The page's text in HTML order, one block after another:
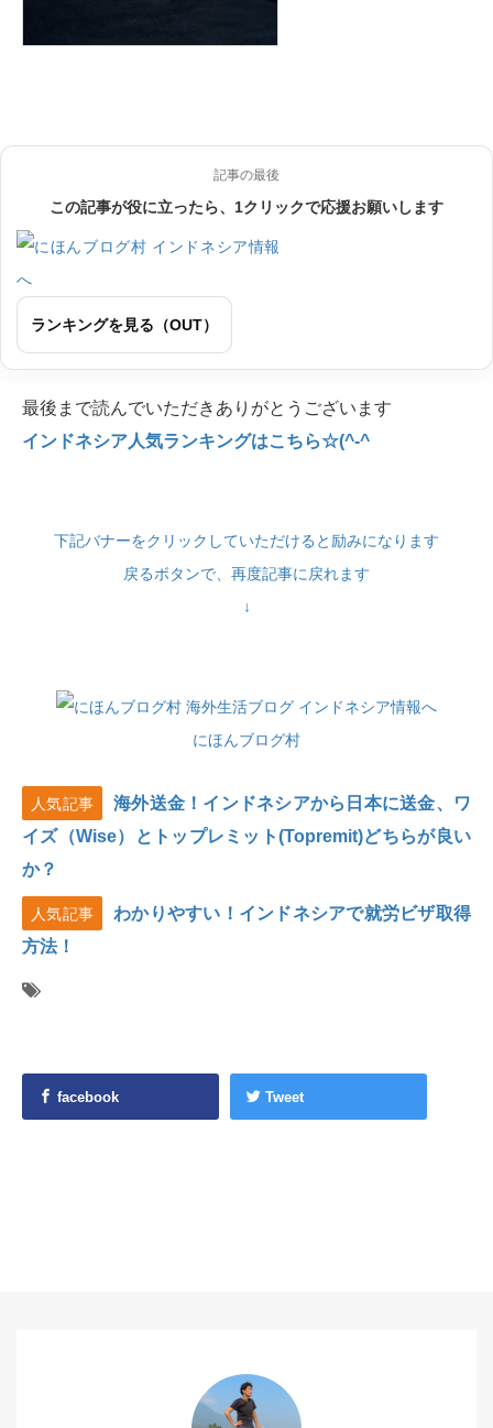
記事の最後
この記事が役に立ったら、1クリックで応援お願いします
ランキングを見る（OUT）
最後まで読んでいただきありがとうございます
インドネシア人気ランキングはこちら☆(^-^
下記バナーをクリックしていただけると励みになります
戻るボタンで、再度記事に戻れます
↓
にほんブログ村
人気記事
海外送金！インドネシアから日本に送金、ワ
イズ（Wise）とトップレミット(Topremit)どちらが良い
か？
人気記事
わかりやすい！インドネシアで就労ビザ取得
方法！
facebook Tweet